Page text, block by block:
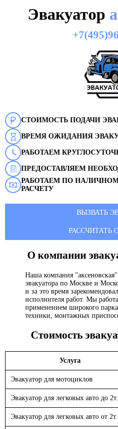
Эвакуатор
СТОИМОСТЬ ПОДАЧИ
ВРЕМЯ ОЖИДАНИЯ
РАБОТАЕМ
ПРЕДОСТАВЛЯЕМ
РАБОТАЕМ ПО
РАСЧЕТУ
ВЫЗВАТЬ
РАССЧИТАТЬ
О компании
Наша компания "аксеновская"
эвакуатора по Москве и
и за это время
исполнителя работ. Мы
применением широкого
техники, монтажных
Стоимость
Услуга
Эвакуатор для мотоциклов
Эвакуатор для легковых авто до 2т.
Эвакуатор для легковых авто от 2т.